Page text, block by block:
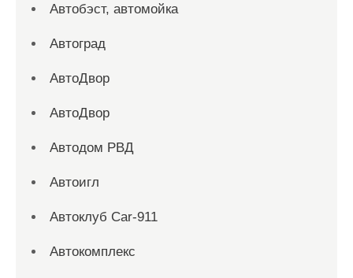
Автобэст, автомойка
Автоград
АвтоДвор
АвтоДвор
Автодом РВД
Автоигл
Автоклуб Car-911
Автокомплекс